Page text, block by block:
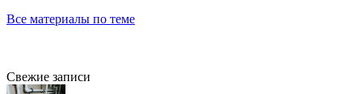
Все материалы по теме
Свежие записи